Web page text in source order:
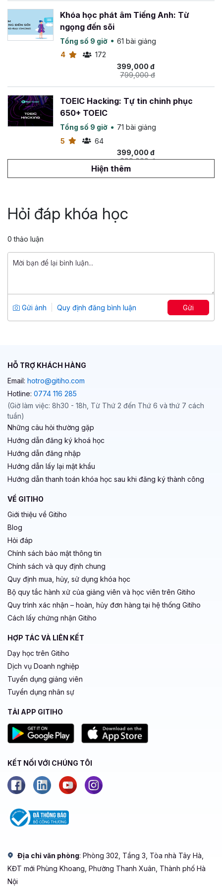
Khóa học phát âm Tiếng Anh: Từ
ngọng đến sõi
Tổng số 9 giờ
61 bài giảng
4
172
399,000 đ
799,000 đ
TOEIC Hacking: Tự tin chinh phục
650+ TOEIC
Tổng số 9 giờ
71 bài giảng
5
64
399,000 đ
699,000 đ
Tổng số 4 giờ
20 bài giảng
4.6
48
Hiện thêm
Hỏi đáp khóa học
0 thảo luận
Gửi ảnh Quy định đăng bình luận Gửi
HỖ TRỢ KHÁCH HÀNG
Email: hotro@gitiho.com
Hotline: 0774 116 285
(Giờ làm việc: 8h30 - 18h, Từ Thứ 2 đến Thứ 6 và thứ 7 cách
tuần)
Những câu hỏi thường gặp
Hướng dẫn đăng ký khoá học
Hướng dẫn đăng nhập
Hướng dẫn lấy lại mật khẩu
Hướng dẫn thanh toán khóa học sau khi đăng ký thành công
VỀ GITIHO
Giới thiệu về Gitiho
Blog
Hỏi đáp
Chính sách bảo mật thông tin
Chính sách và quy định chung
Quy định mua, hủy, sử dụng khóa học
Bộ quy tắc hành xử của giảng viên và học viên trên Gitiho
Quy trình xác nhận – hoàn, hủy đơn hàng tại hệ thống Gitiho
Cách lấy chứng nhận Gitiho
HỢP TÁC VÀ LIÊN KẾT
Dạy học trên Gitiho
Dịch vụ Doanh nghiệp
Tuyển dụng giảng viên
Tuyển dụng nhân sự
TẢI APP GITIHO
KẾT NỐI VỚI CHÚNG TÔI
Địa chỉ văn phòng: Phòng 302, Tầng 3, Tòa nhà Tây Hà,
KĐT mới Phùng Khoang, Phường Thanh Xuân, Thành phố Hà
Nội